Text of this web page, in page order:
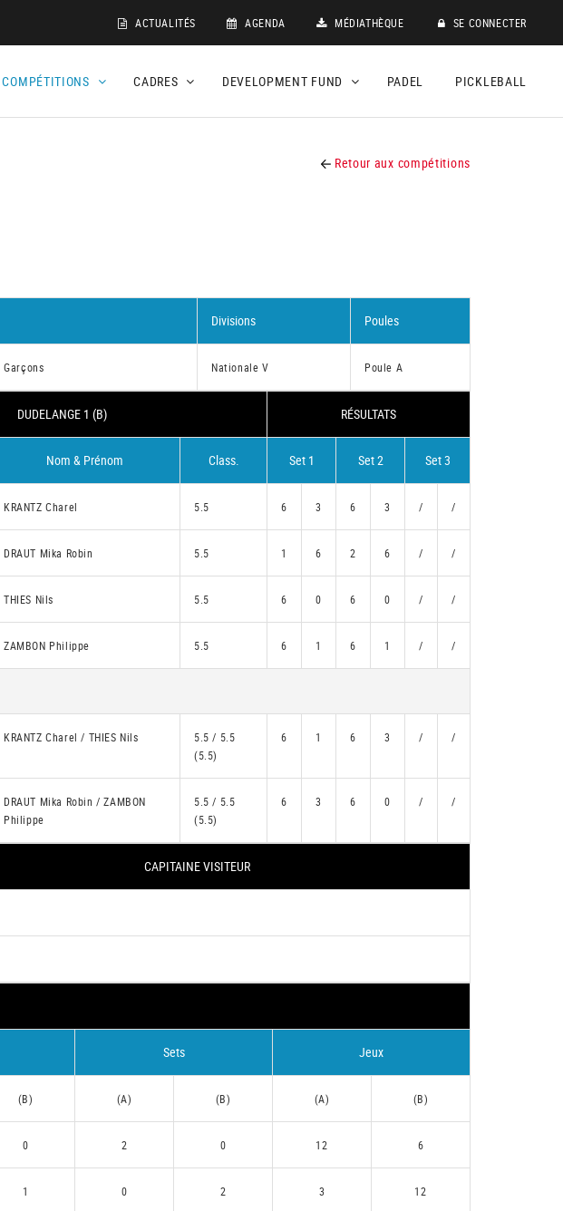
ACTUALITÉS AGENDA MÉDIATHÈQUE SE CONNECTER
COMPÉTITIONS CADRES DEVELOPMENT FUND PADEL PICKLEBALL
Retour aux compétitions
Divisions Poules
Nationale V Poule A
DUDELANGE 1 (B) RÉSULTATS
Nom & Prénom Class. Set 1 Set 2 Set 3
KRANTZ Charel 5.5 6 3 6 3 / /
DRAUT Mika Robin 5.5 1 6 2 6 / /
THIES Nils 5.5 6 0 6 0 / /
ZAMBON Philippe 5.5 6 1 6 1 / /
KRANTZ Charel / THIES Nils
5.5 / 5.5
(5.5)
6 1 6 3 / /
DRAUT Mika Robin / ZAMBON
Philippe
5.5 / 5.5
(5.5)
6 3 6 0 / /
CAPITAINE VISITEUR
Sets Jeux
(B) (A) (B) (A) (B)
0 2 0 12 6
1 0 2 3 12